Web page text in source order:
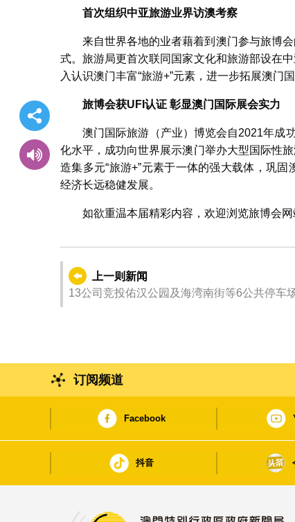
首次组织中亚旅游业界访澳考察
来自世界各地的业者藉着到澳门参与旅博
式。旅游局更首次联同国家文化和旅游部设在
入认识澳门丰富“旅游+”元素，进一步拓展澳门
旅博会获UFI 认证 彰显澳门国际展会实力
澳门国际旅游（产业）博览会自2021年成
化水平，成功向世界展示澳门举办大型国际性
造集多元“旅游+”元素于一体的强大载体，巩
经济长远稳健发展。
如欲重温本届精彩内容，欢迎浏览旅博会网
上一则新闻
13公司竞投佑汉公园及海湾南街等6公共停车
订阅频道
Facebook
抖音